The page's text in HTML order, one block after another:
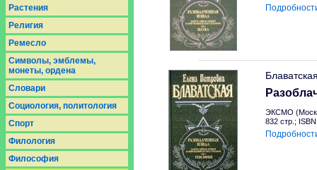
Растения
Религия
Ремесло
Символы, эмблемы,
монеты, ордена
Словари
Социология, политология
Спорт
Филология
Философия
ЭКСМО
832 стр.;